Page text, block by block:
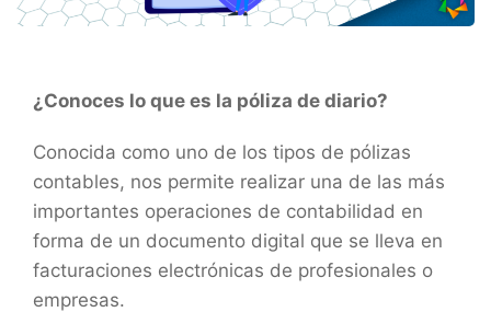
¿Conoces lo que es la póliza de diario?
Conocida como uno de los tipos de pólizas
contables, nos permite realizar una de las más
importantes operaciones de contabilidad en
forma de un documento digital que se lleva en
facturaciones electrónicas de profesionales o
empresas.